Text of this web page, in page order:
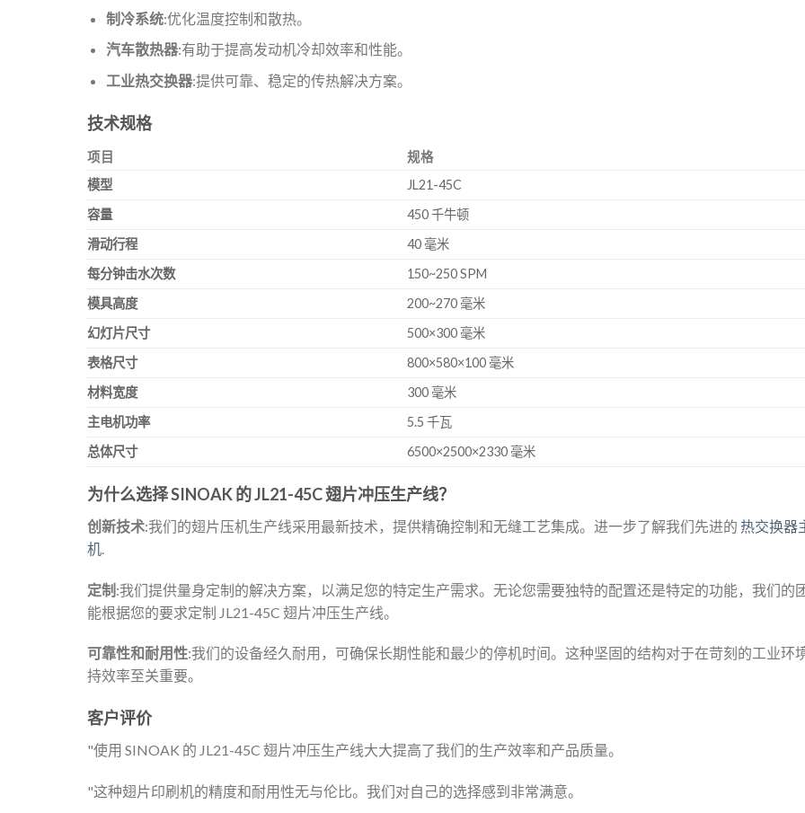
制冷系统:优化温度控制和散热。
汽车散热器:有助于提高发动机冷却效率和性能。
工业热交换器:提供可靠、稳定的传热解决方案。
技术规格
项目
规格
模型
JL21-45C
容量
450 千牛顿
滑动行程
40 毫米
每分钟击水次数
150~250 SPM
模具高度
200~270 毫米
幻灯片尺寸
500×300 毫米
表格尺寸
800×580×100 毫米
材料宽度
300 毫米
主电机功率
5.5 千瓦
总体尺寸
6500×2500×2330 毫米
为什么选择 SINOAK 的 JL21-45C 翅片冲压生产线？
创新技术:我们的翅片压机生产线采用最新技术，提供精确控制和无缝工艺集成。进一步了解我们先进的 热交换器
机.
定制 :我们提供量身定制的解决方案，以满足您的特定生产需求。无论您需要独特的配置还是特定的功能，我们的
能根据您的要求定制 JL21-45C 翅片冲压生产线。
可靠性和耐用性:我们的设备经久耐用，可确保长期性能和最少的停机时间。这种坚固的结构对于在苛刻的工业环
持效率至关重要。
客户评价
"使用 SINOAK 的 JL21-45C 翅片冲压生产线大大提高了我们的生产效率和产品质量。
"这种翅片印刷机的精度和耐用性无与伦比。我们对自己的选择感到非常满意。